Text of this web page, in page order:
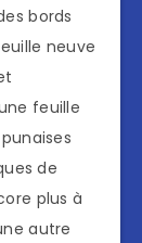
bords
neuve
feuille
de
plus à
autre